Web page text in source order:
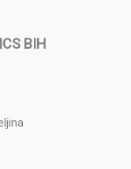
BIH